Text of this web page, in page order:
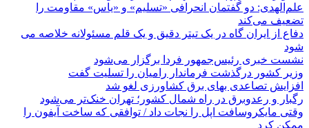
علم‌الهدی: دو گفتمان انحرافی «تسلیم» و «یاس» مقاومت را
تضعیف می‌کند
دفاع از ایران گاه در یک تیتر دقیق و یک قلم مسئولانه خلاصه می
شود
نشست خبری رئیس‌جمهور فردا برگزار می‌شود
وزیر کشور درگذشت فرماندار رامیان را تسلیت گفت
افزایش تصاعدی بهای برق کشاورزی لغو شد
رگبار و رعدوبرق در راه شمال کشور؛ تهران خنک‌تر می‌شود
وقتی مایکروسافت اپل را نجات داد / توافقی که ساخت آیفون را
ممکن کرد